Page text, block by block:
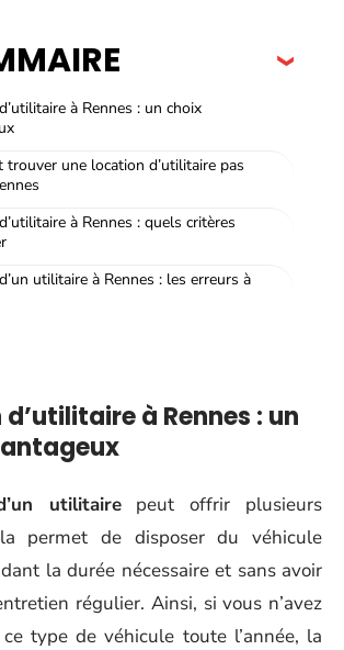
à Rennes : un choix
trouver une location d’utilitaire pas
à Rennes : quels critères
utilitaire à Rennes : les erreurs à
à Rennes : un
utilitairepeut offrir plusieurs
permet de disposer du véhicule
la durée nécessaire et sans avoir
régulier. Ainsi, si vous n’avez
type de véhicule toute l’année, la